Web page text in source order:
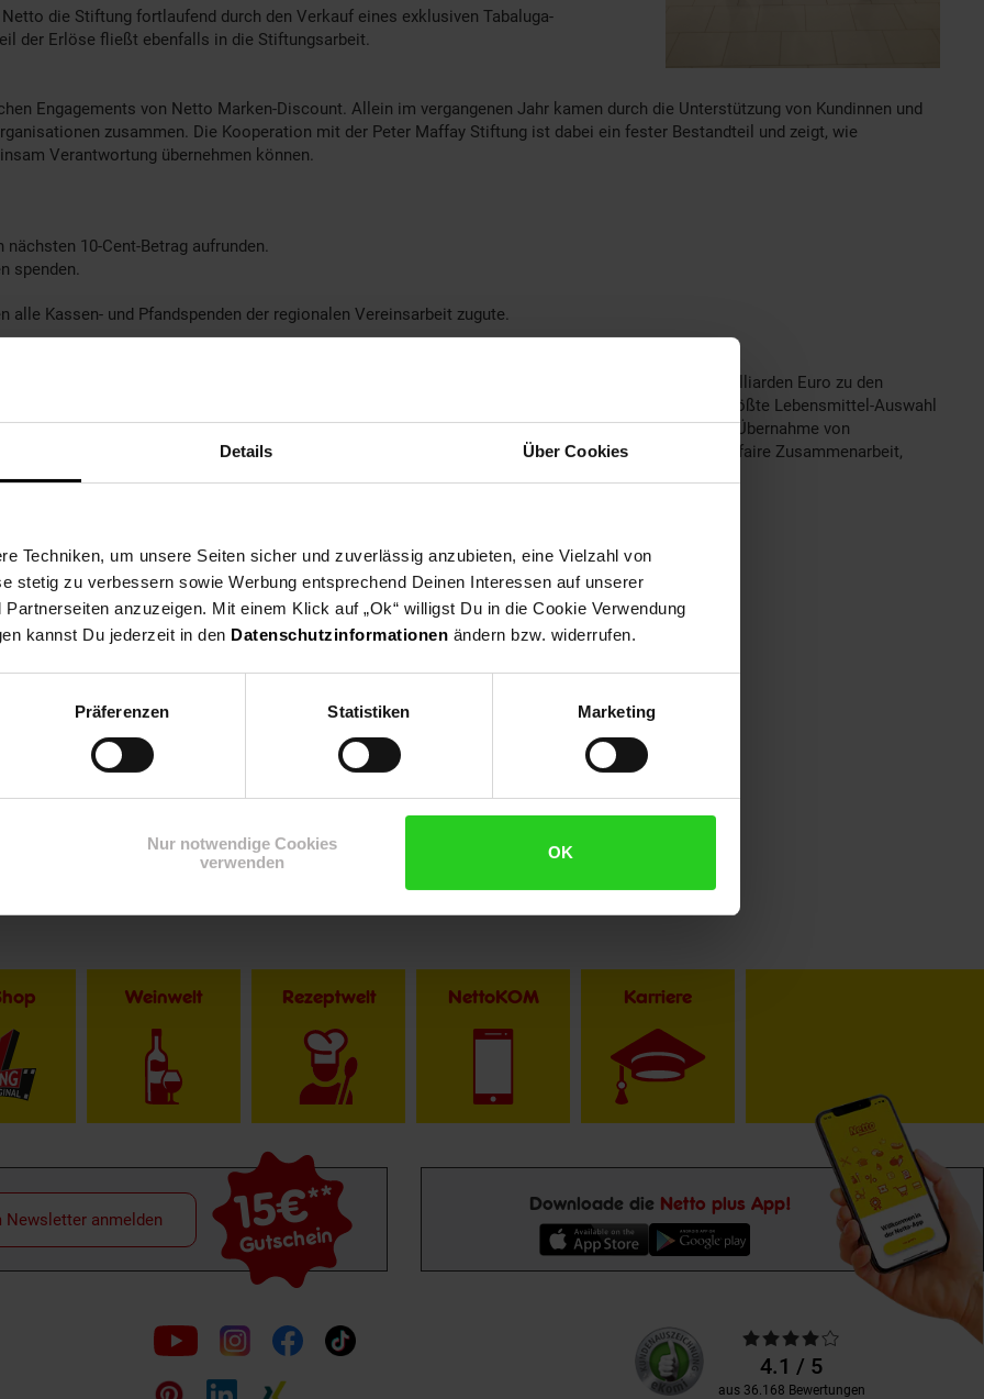
Details Über Cookies
Techniken, um unsere Seiten sicher und zuverlässig anzubieten, eine Vielzahl von
stetig zu verbessern sowie Werbung entsprechend Deinen Interessen auf unserer
anzuzeigen. Mit einem Klick auf „Ok“ willigst Du in die Cookie Verwendung
kannst Du jederzeit in den Datenschutzinformationen ändern bzw. widerrufen.
Präferenzen Statistiken Marketing
Nur notwendige Cookies
verwenden
OK
die Stiftung fortlaufend durch den Verkauf eines exklusiven Tabaluga-
der Erlöse fließt ebenfalls in die Stiftungsarbeit.
Engagements von Netto Marken-Discount. Allein im vergangenen Jahr kamen durch die Unterstützung von Kundinnen und
zusammen. Die Kooperation mit der Peter Maffay Stiftung ist dabei ein fester Bestandteil und zeigt, wie
Verantwortung übernehmen können.
10-Cent-Betrag aufrunden.
spenden.
Kassen- und Pfandspenden der regionalen Vereinsarbeit zugute.
Beschäftigten, wöchentlich 21,5 Millionen Kundinnen und Kunden und einem Umsatz von 17,6 Milliarden Euro zu den
Mit rund 5.000 Artikeln und einem Schwerpunkt auf frischen Produkten verfügt Netto über die größte Lebensmittel-Auswahl
Filialen, im Netto-Onlineshop und auf netto-reisen.de können Punkte gesammelt werden. Die Übernahme von
das Handelsunternehmen auf vier Schwerpunkte: Gesellschaftliches und soziales Engagement, faire Zusammenarbeit,
Einkaufsstrategie an Nachhaltigkeitsaspekten. Netto ist Partner des WWF Deutschland.
Zurück zu Unternehmen Zurück zu Presse
Weinwelt Rezeptwelt NettoKOM Karriere
15€**
Gutschein
Newsletter anmelden
Downloade die Netto plus App!
Folge
uns
auf
Unsere
Kundenbewertungen
Durchschnittliche
Bewertungen4.1 / 5
aus 36.168 Bewertungen